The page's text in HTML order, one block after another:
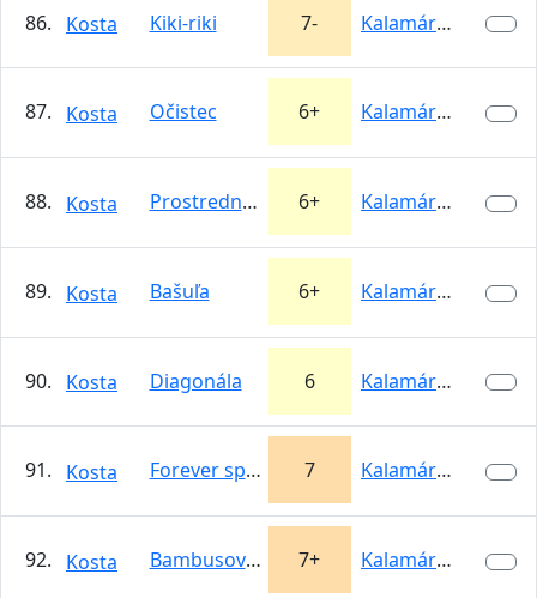
86. Kosta Kiki-riki 7- Kalamárka
87. Kosta Očistec 6+ Kalamárka
88. Kosta Prostredný pilier - variant (82a) 6+ Kalamárka
89. Kosta Bašuľa 6+ Kalamárka
90. Kosta Diagonála 6 Kalamárka
91. Kosta Forever spoony 7 Kalamárka
92. Kosta Bambusová škára 7+ Kalamárka